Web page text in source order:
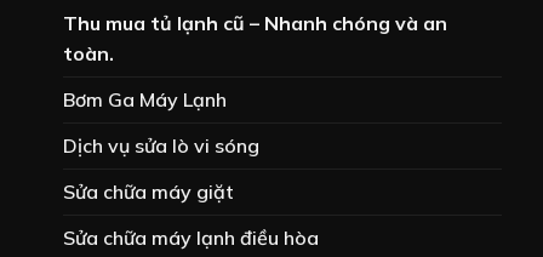
Thu mua tủ lạnh cũ – Nhanh chóng và an
toàn.
Bơm Ga Máy Lạnh
Dịch vụ sửa lò vi sóng
Sửa chữa máy giặt
Sửa chữa máy lạnh điều hòa